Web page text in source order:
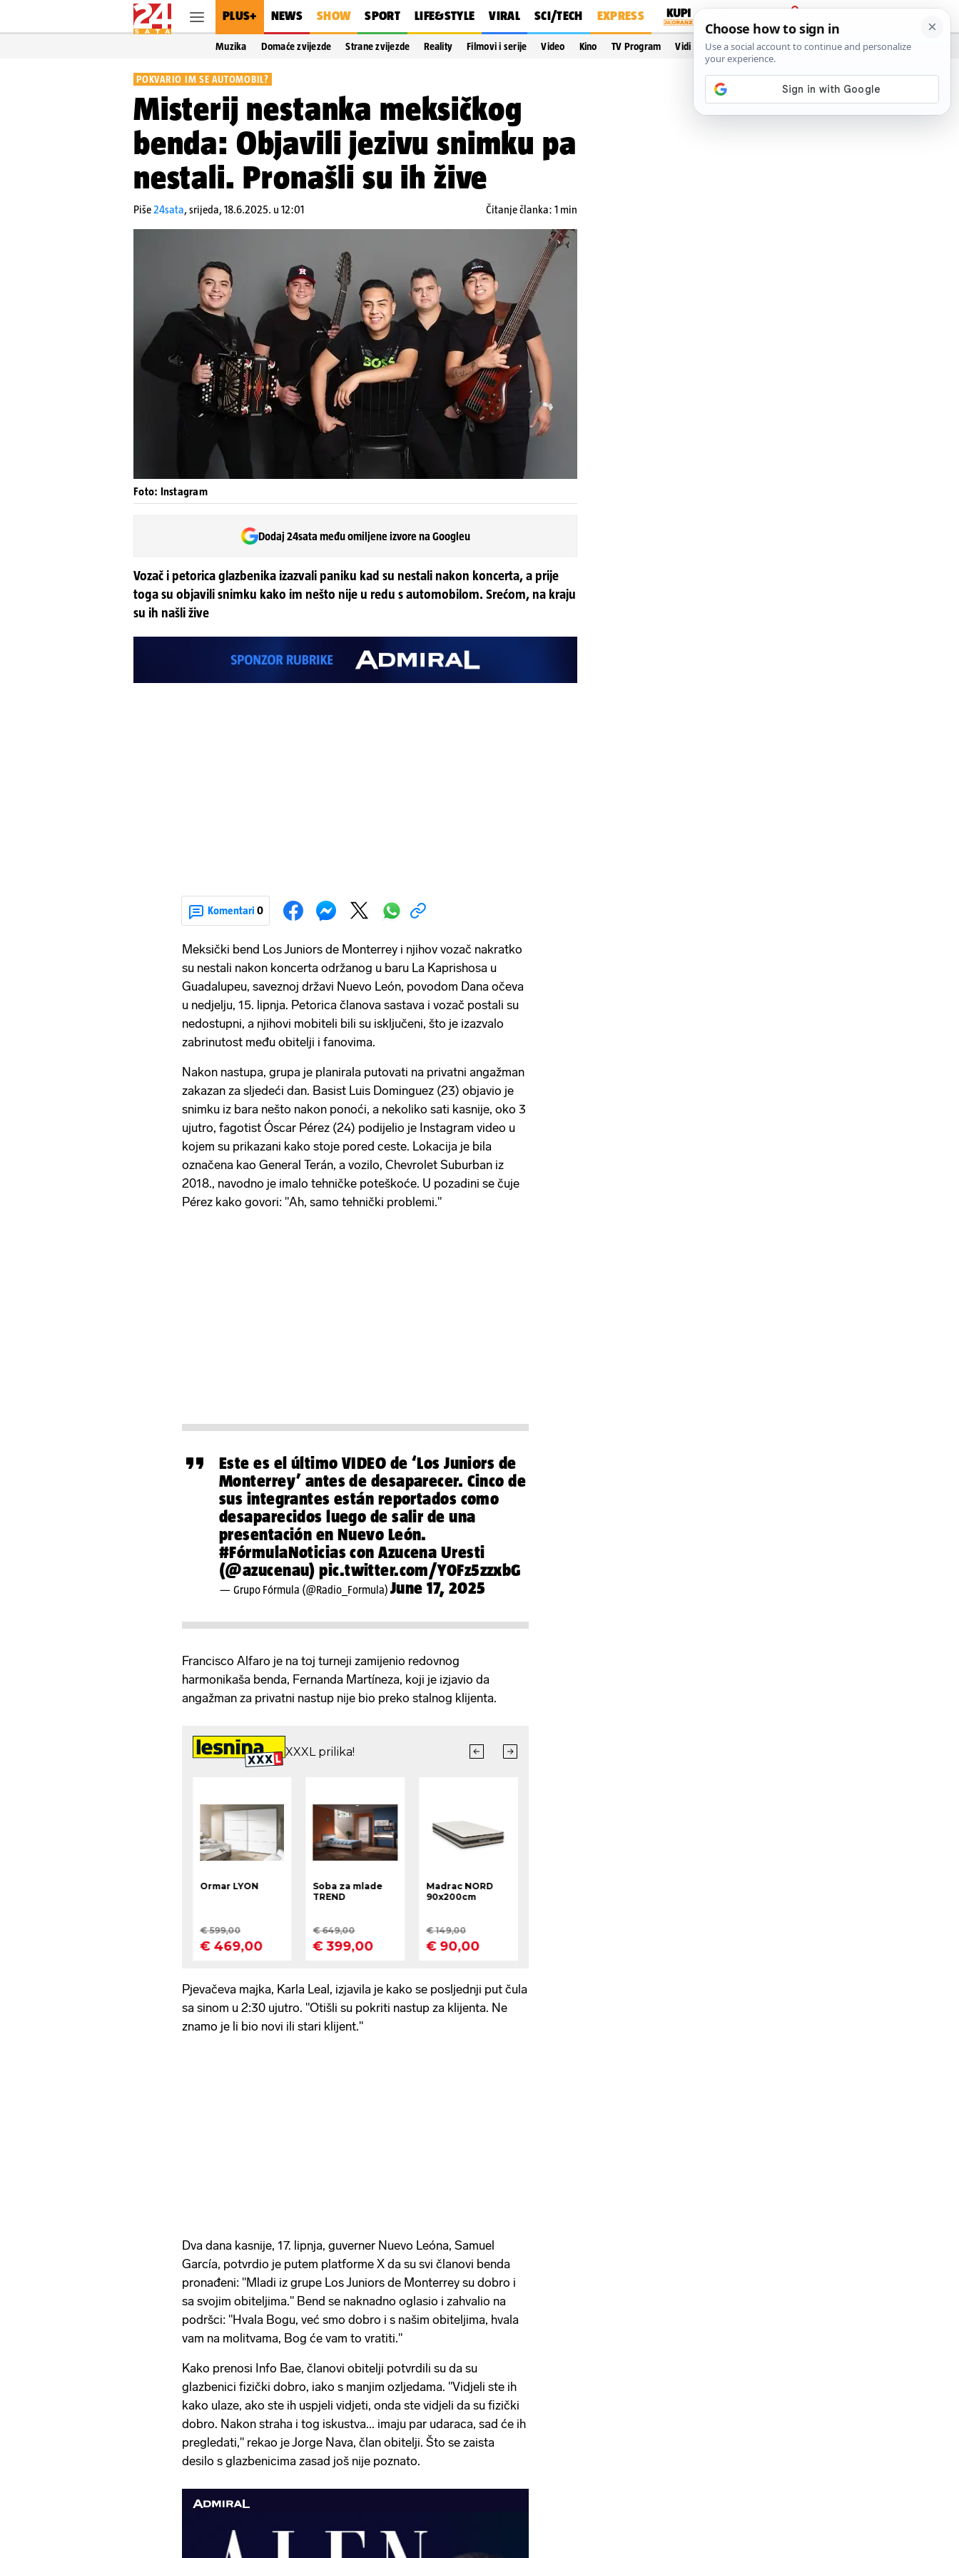
PLUS+ NEWS SHOW SPORT LIFE&STYLE VIRAL SCI/TECH EXPRESS
PRIJAVA
Muzika Domaće zvijezde Strane zvijezde Reality Filmovi i serije Video Kino TV Program Vidi još…
POKVARIO IM SE AUTOMOBIL?
Misterij nestanka meksičkog
benda: Objavili jezivu snimku pa
nestali. Pronašli su ih žive
Piše24sata,srijeda, 18.6.2025. u 12:01 Čitanje članka: 1 min
Foto: Instagram
Dodaj 24sata među omiljene izvore na Googleu
Vozač i petorica glazbenika izazvali paniku kad su nestali nakon koncerta, a prije
toga su objavili snimku kako im nešto nije u redu s automobilom. Srećom, na kraju
su ih našli žive
Komentari 0
Meksički bend Los Juniors de Monterrey i njihov vozač nakratko
su nestali nakon koncerta održanog u baru La Kaprishosa u
Guadalupeu, saveznoj državi Nuevo León, povodom Dana očeva
u nedjelju, 15. lipnja. Petorica članova sastava i vozač postali su
nedostupni, a njihovi mobiteli bili su isključeni, što je izazvalo
zabrinutost među obitelji i fanovima.
Nakon nastupa, grupa je planirala putovati na privatni angažman
zakazan za sljedeći dan. Basist Luis Dominguez (23) objavio je
snimku iz bara nešto nakon ponoći, a nekoliko sati kasnije, oko 3
ujutro, fagotist Óscar Pérez (24) podijelio je Instagram video u
kojem su prikazani kako stoje pored ceste. Lokacija je bila
označena kao General Terán, a vozilo, Chevrolet Suburban iz
2018., navodno je imalo tehničke poteškoće. U pozadini se čuje
Pérez kako govori: "Ah, samo tehnički problemi."
Este es el último VIDEO de ‘Los Juniors de
Monterrey’ antes de desaparecer. Cinco de
sus integrantes están reportados como
desaparecidos luego de salir de una
presentación en Nuevo León.
#FórmulaNoticiascon Azucena Uresti
(@azucenau)pic.twitter.com/Y0Fz5zzxbG
— Grupo Fórmula (@Radio_Formula) June 17, 2025
Francisco Alfaro je na toj turneji zamijenio redovnog
harmonikaša benda, Fernanda Martíneza, koji je izjavio da
angažman za privatni nastup nije bio preko stalnog klijenta.
Pjevačeva majka, Karla Leal, izjavila je kako se posljednji put čula
sa sinom u 2:30 ujutro. "Otišli su pokriti nastup za klijenta. Ne
znamo je li bio novi ili stari klijent."
Dva dana kasnije, 17. lipnja, guverner Nuevo Leóna, Samuel
García, potvrdio je putem platforme X da su svi članovi benda
pronađeni: "Mladi iz grupe Los Juniors de Monterrey su dobro i
sa svojim obiteljima." Bend se naknadno oglasio i zahvalio na
podršci: "Hvala Bogu, već smo dobro i s našim obiteljima, hvala
vam na molitvama, Bog će vam to vratiti."
Kako prenosi Info Bae, članovi obitelji potvrdili su da su
glazbenici fizički dobro, iako s manjim ozljedama. "Vidjeli ste ih
kako ulaze, ako ste ih uspjeli vidjeti, onda ste vidjeli da su fizički
dobro. Nakon straha i tog iskustva... imaju par udaraca, sad će ih
pregledati," rekao je Jorge Nava, član obitelji. Što se zaista
desilo s glazbenicima zasad još nije poznato.